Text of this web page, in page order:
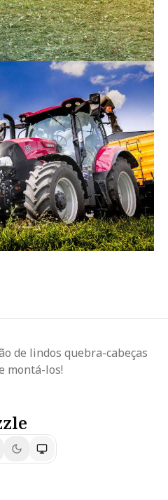
de lindos quebra-cabeças
montá-los!